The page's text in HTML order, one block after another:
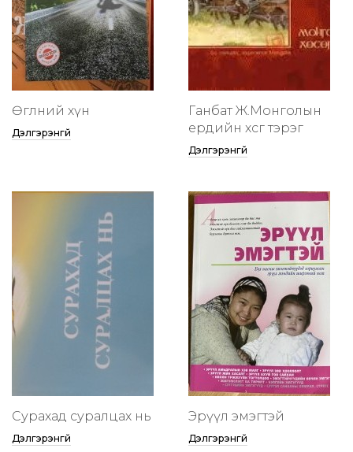
Өглөөний хүн
Дэлгэрэнгүй
Ганбат Ж.Монголын
ердийн хөсөг тэрэг
Дэлгэрэнгүй
Сурахад суралцах нь
Дэлгэрэнгүй
Эрүүл эмэгтэй
Дэлгэрэнгүй